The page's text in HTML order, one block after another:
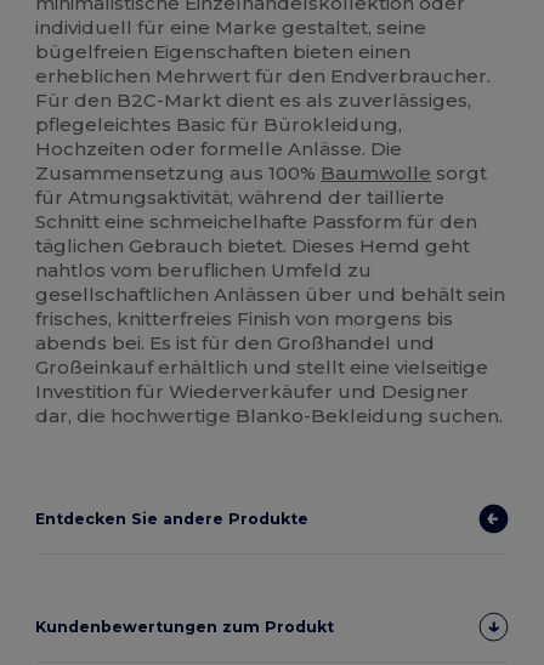
individuell für eine Marke gestaltet, seine
bügelfreien Eigenschaften bieten einen
erheblichen Mehrwert für den Endverbraucher.
Für den B2C-Markt dient es als zuverlässiges,
pflegeleichtes Basic für Bürokleidung,
Hochzeiten oder formelle Anlässe. Die
Zusammensetzung aus 100% Baumwolle sorgt
für Atmungsaktivität, während der taillierte
Schnitt eine schmeichelhafte Passform für den
täglichen Gebrauch bietet. Dieses Hemd geht
nahtlos vom beruflichen Umfeld zu
gesellschaftlichen Anlässen über und behält sein
frisches, knitterfreies Finish von morgens bis
abends bei. Es ist für den Großhandel und
Großeinkauf erhältlich und stellt eine vielseitige
Investition für Wiederverkäufer und Designer
dar, die hochwertige Blanko-Bekleidung suchen.
Entdecken Sie andere Produkte
Kundenbewertungen zum Produkt